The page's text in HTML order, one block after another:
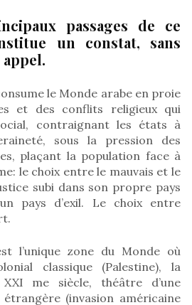
passages de ce
un constat, sans
le Monde arabe en proie
et des conflits religieux qui
contraignant les états à
sous la pression des
plaçant la population face à
le choix entre le mauvais et le
subi dans son propre pays
pays d’exil. Le choix entre
l’unique zone du Monde où
classique (Palestine), la
me siècle, théâtre d’une
(invasion américaine